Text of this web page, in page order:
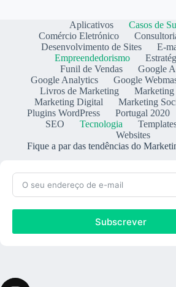
Aplicativos
Casos de
Comércio Eletrónico
Desenvolvimento de Sites
E-
Empreendedorismo
Funil de Vendas
Google
Google Analytics
Google
Livros de Marketing
Marketing
Marketing Digital
Marketing
Plugins WordPress
Portugal 2020
SEO
Tecnologia
Websites
Fique a par das tendências do
Subscrever